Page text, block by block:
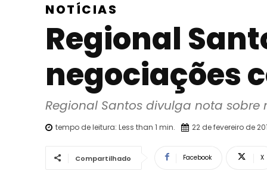
NOTÍCIAS
Regional
negociações
Regional Santos divulga nota
tempo de leitura: Less than 1 min. 22 de fevereiro de
Compartilhado Facebook X